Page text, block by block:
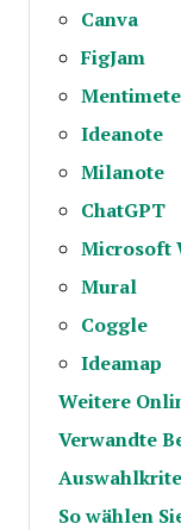
Canva
FigJam
Ideanote
Milanote
ChatGPT
Microsoft
Mural
Coggle
Ideamap
Weitere
Verwandte
So wählen